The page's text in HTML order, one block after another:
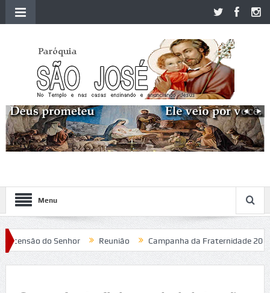
Menu
do Senhor Reunião Campanha da Fraternidade 2020